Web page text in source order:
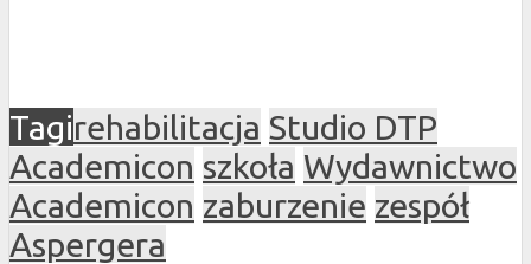
Tagirehabilitacja Studio DTP
Academicon szkoła Wydawnictwo
Academicon zaburzenie zespół
Aspergera